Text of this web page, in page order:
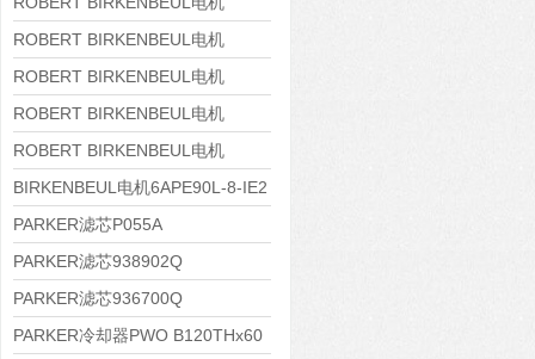
8APE160L-4-IE3
ROBERT BIRKENBEUL电机
8APE112M-6K-IE3
ROBERT BIRKENBEUL电机
8APE100L-2 IE3
ROBERT BIRKENBEUL电机
8APE90S-4 IE3
ROBERT BIRKENBEUL电机
8APE80M-2K-IE3
BIRKENBEUL电机6APE90L-8-IE2
PARKER滤芯P055A
PARKER滤芯938902Q
PARKER滤芯936700Q
PARKER冷却器PWO B120THx60